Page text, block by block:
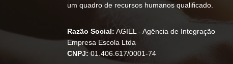
um quadro de recursos humanos qualificado.
Razão Social: AGIEL - Agência de Integração
Empresa Escola Ltda
CNPJ:01.406.617/0001-74